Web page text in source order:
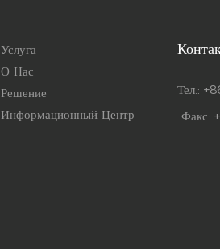
Услуга
О Нас
Решение
Информационный Центр
Тел.:
Факс: